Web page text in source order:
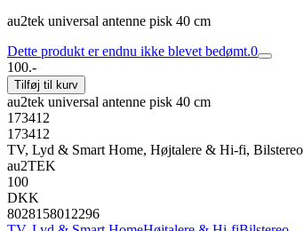
au2tek universal antenne pisk 40 cm
Dette produkt er endnu ikke blevet bedømt.0
100.-
Tilføj til kurv
au2tek universal antenne pisk 40 cm
173412
173412
TV, Lyd & Smart Home, Højtalere & Hi-fi, Bilstereo
au2TEK
100
DKK
8028158012296